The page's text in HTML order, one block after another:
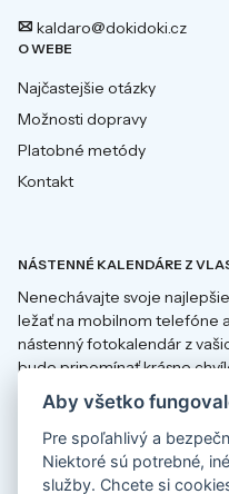
kaldaro@dokidoki.cz
O WEBE
Najčastejšie otázky
Možnosti dopravy
Platobné metódy
Kontakt
NÁSTENNÉ KALENDÁRE Z
Nenechávajte svoje
ležať na mobilnom telefóne
nástenný fotokalendár z
bude pripomínať krásne
Fotokalendáře
Aby všetko
Pre spoľahlivý a
Niektoré sú potrebné,
služby. Chcete si